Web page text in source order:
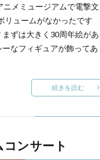
ニメミュージアムで電撃文
リュームがなかったです
ずは大きく30周年絵があ
なフィギュアが飾ってあ
続きを読む
ンサート